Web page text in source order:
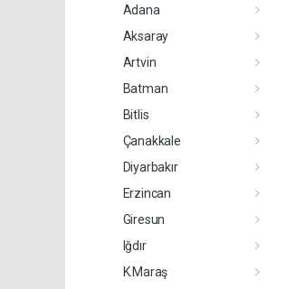
Adana
Aksaray
Artvin
Batman
Bitlis
Çanakkale
Diyarbakır
Erzincan
Giresun
Iğdır
K.Maraş